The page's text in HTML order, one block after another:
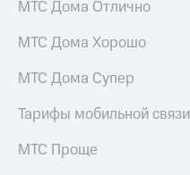
МТС Дома Отлично
МТС Дома Хорошо
МТС Дома Супер
Тарифы мобильной связи
МТС Проще